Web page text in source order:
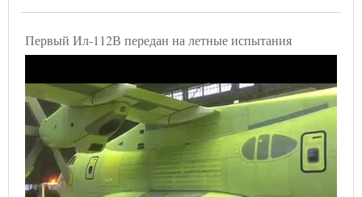
Первый Ил-112В передан на летные испытания